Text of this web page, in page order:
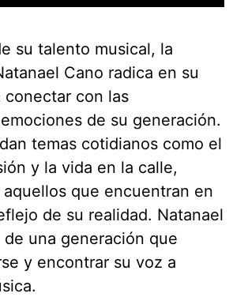
su talento musical, la
Cano radica en su
conectar con las
de su generación.
temas cotidianos como el
y la vida en la calle,
que encuentran en
de su realidad. Natanael
una generación que
y encontrar su voz a